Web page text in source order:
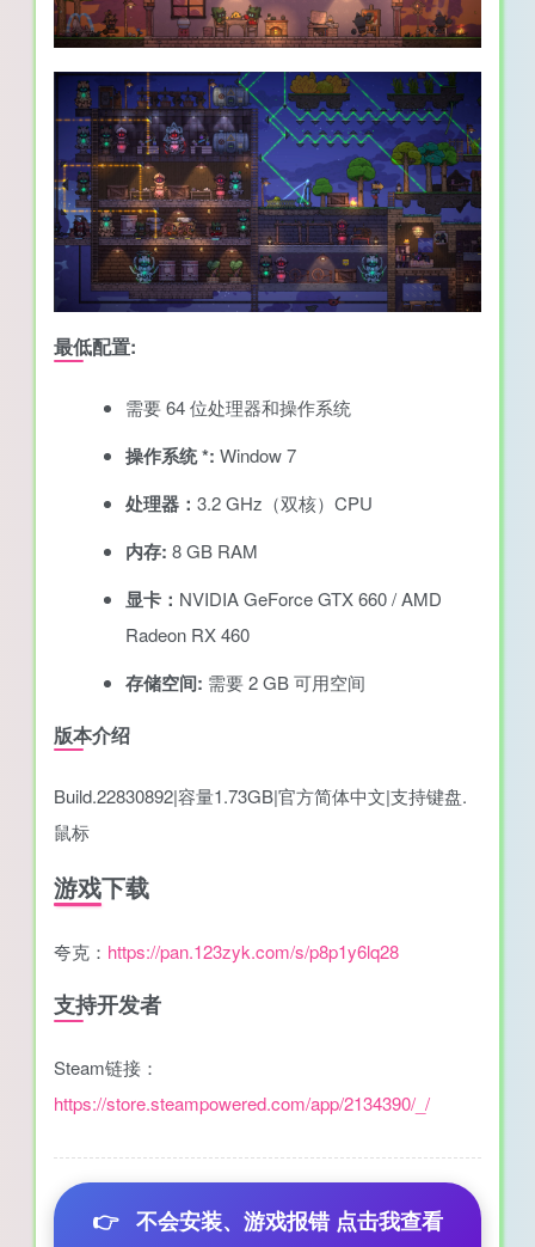
最低配置:
需要 64 位处理器和操作系统
操作系统 *: Window 7
处理器： 3.2 GHz（双核）CPU
内存: 8 GB RAM
显卡： NVIDIA GeForce GTX 660 / AMD
Radeon RX 460
存储空间: 需要 2 GB 可用空间
版本介绍
Build.22830892|容量1.73GB|官方简体中文|支持键盘.
鼠标
游戏下载
夸克： https://pan.123zyk.com/s/p8p1y6lq28
支持开发者
Steam链接：
https://store.steampowered.com/app/2134390/_/
👉 不会安装、游戏报错 点击我查看